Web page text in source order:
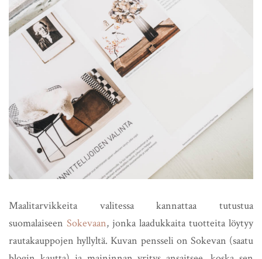
Maalitarvikkeita valitessa kannattaa tutustua
suomalaiseen Sokevaan, jonka laadukkaita tuotteita löytyy
rautakauppojen hyllyltä. Kuvan pensseli on Sokevan (saatu